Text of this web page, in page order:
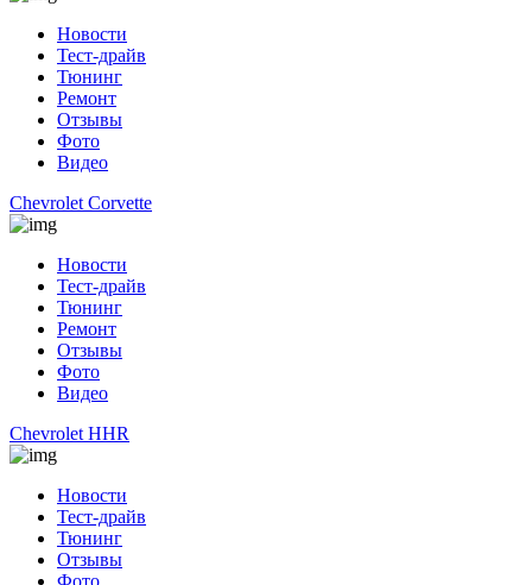
Новости
Тест-драйв
Тюнинг
Ремонт
Отзывы
Фото
Видео
Chevrolet Corvette
Новости
Тест-драйв
Тюнинг
Ремонт
Отзывы
Фото
Видео
Chevrolet HHR
Новости
Тест-драйв
Тюнинг
Отзывы
Фото